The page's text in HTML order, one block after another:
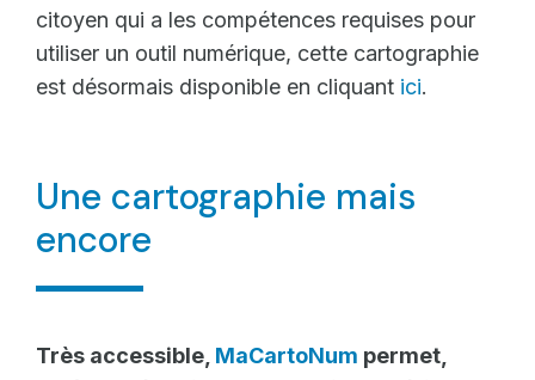
citoyen qui a les compétences requises pour
utiliser un outil numérique, cette cartographie
est désormais disponible en cliquant ici.
Une cartographie mais
encore
Très accessible, MaCartoNum permet,